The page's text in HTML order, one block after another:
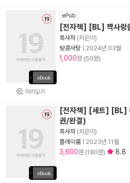
미리읽기
ePub
[전자책] [BL] 짝사랑
흑사자 (지은이)
땅콩사탕
2024년 03월
1,000원 (50원)
[전자책] [세트] [BL]
권/완결)
흑사자 (지은이)
플레이룸
2023년 11월
3,600원 (180원) 8.8